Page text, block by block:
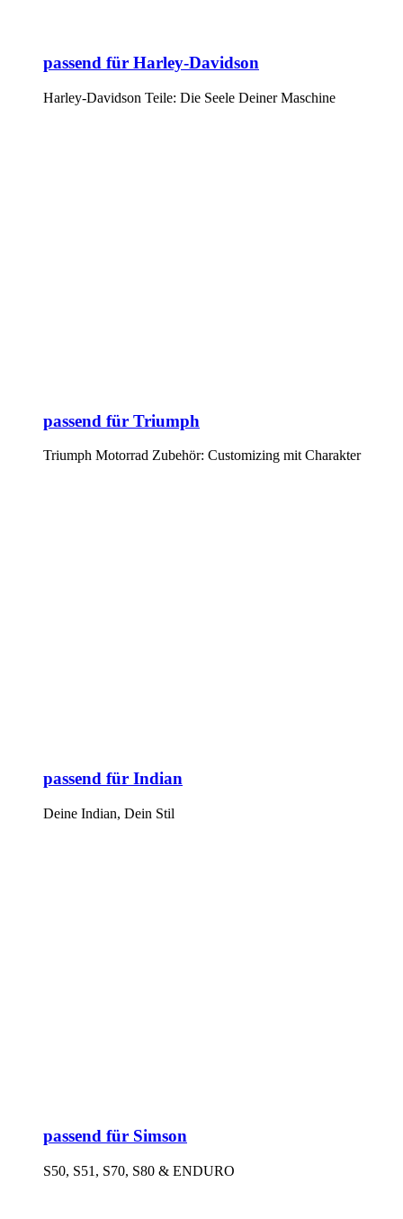
passend für Harley-Davidson
Harley-Davidson Teile: Die Seele Deiner Maschine
passend für Triumph
Triumph Motorrad Zubehör: Customizing mit Charakter
passend für Indian
Deine Indian, Dein Stil
passend für Simson
S50, S51, S70, S80 & ENDURO